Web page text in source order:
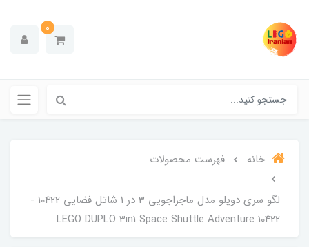
0
خانه فهرست محصولات
لگو سری دوپلو مدل ماجراجویی 3 در 1 شاتل فضایی 10422 -
LEGO DUPLO 3in1 Space Shuttle Adventure 10422